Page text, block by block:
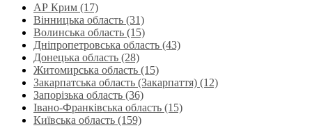
АР Крим (17)
Вінницька область (31)
Волинська область‎ (15)
Дніпропетровська область‎ (43)
Донецька область (28)
Житомирська область (15)
Закарпатська область (Закарпаття) (12)
Запорізька область (36)
Івано-Франківська область (15)
Київська область (159)